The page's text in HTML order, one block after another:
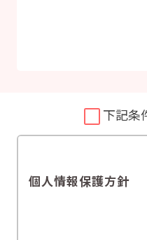
下記条
個人情報保護方針